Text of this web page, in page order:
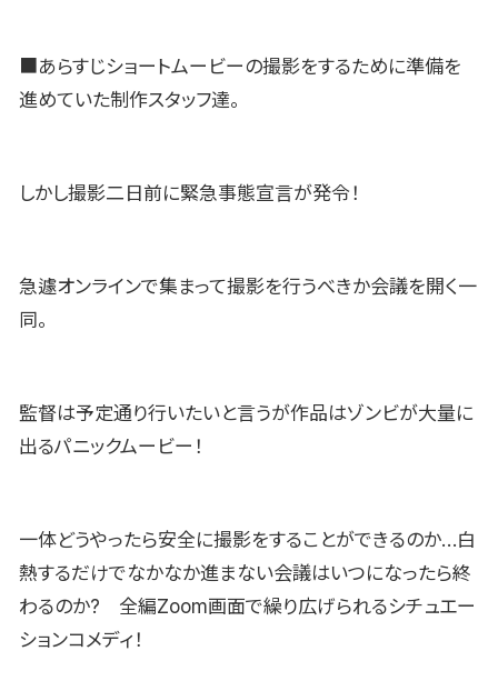
■あらすじショートムービーの撮影をするために準備を
進めていた制作スタッフ達。
しかし撮影二日前に緊急事態宣言が発令！
急遽オンラインで集まって撮影を行うべきか会議を開く一
同。
監督は予定通り行いたいと言うが作品はゾンビが大量に
出るパニックムービー！
一体どうやったら安全に撮影をすることができるのか…白
熱するだけでなかなか進まない会議はいつになったら終
わるのか? 全編Zoom画面で繰り広げられるシチュエー
ションコメディ！